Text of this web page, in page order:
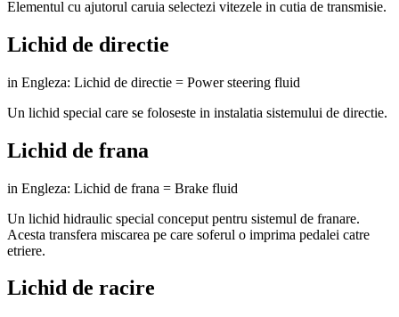
Elementul cu ajutorul caruia selectezi vitezele in cutia de transmisie.
Lichid de directie
in Engleza: Lichid de directie = Power steering fluid
Un lichid special care se foloseste in instalatia sistemului de directie.
Lichid de frana
in Engleza: Lichid de frana = Brake fluid
Un lichid hidraulic special conceput pentru sistemul de franare.
Acesta transfera miscarea pe care soferul o imprima pedalei catre
etriere.
Lichid de racire